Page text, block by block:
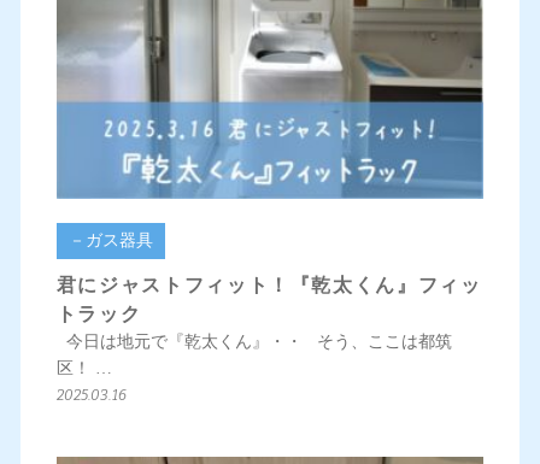
－ガス器具
君にジャストフィット！『乾太くん』フィッ
トラック
今日は地元で『乾太くん』・・ そう、ここは都筑
区！ …
2025.03.16